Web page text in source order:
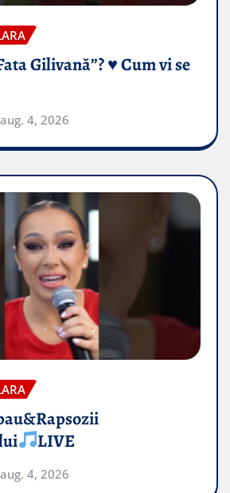
Gilivană”? ♥️ Cum vi se
aug. 4, 2026
LIVE
aug. 4, 2026